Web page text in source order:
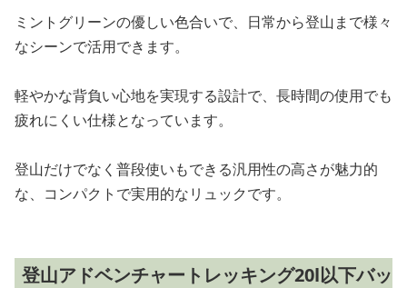
ミントグリーンの優しい色合いで、日常から登山まで様々
なシーンで活用できます。
軽やかな背負い心地を実現する設計で、長時間の使用でも
疲れにくい仕様となっています。
登山だけでなく普段使いもできる汎用性の高さが魅力的
な、コンパクトで実用的なリュックです。
登山アドベンチャートレッキング20l以下バッ